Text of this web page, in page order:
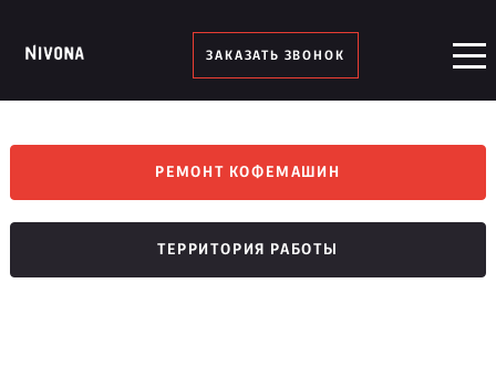
ЗАКАЗАТЬ ЗВОНОК
РЕМОНТ КОФЕМАШИН
ТЕРРИТОРИЯ РАБОТЫ